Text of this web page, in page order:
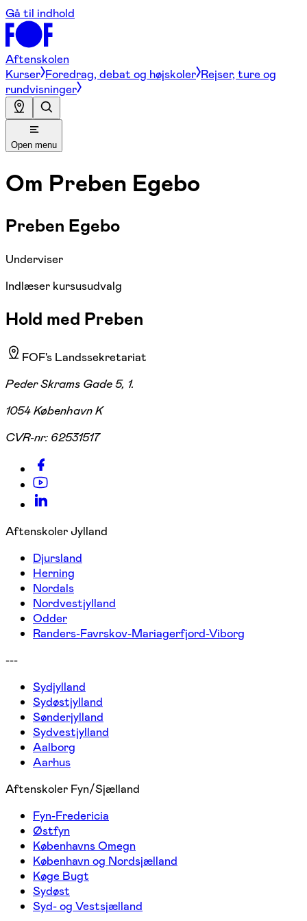
Gå til indhold
Aftenskolen
Kurser Foredrag, debat og højskoler Rejser, ture og
rundvisninger
Open menu
Om Preben Egebo
Preben Egebo
Underviser
Indlæser kursusudvalg
Hold med Preben
FOF's Landssekretariat
Peder Skrams Gade 5, 1.
1054 København K
CVR-nr: 62531517
Aftenskoler Jylland
Djursland
Herning
Nordals
Nordvestjylland
Odder
Randers-Favrskov-Mariagerfjord-Viborg
---
Sydjylland
Sydøstjylland
Sønderjylland
Sydvestjylland
Aalborg
Aarhus
Aftenskoler Fyn/Sjælland
Fyn-Fredericia
Østfyn
Københavns Omegn
København og Nordsjælland
Køge Bugt
Sydøst
Syd- og Vestsjælland